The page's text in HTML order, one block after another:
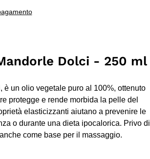
Dolci - 250 ml
è un olio vegetale puro al 100%, ottenuto
protegge e rende morbida la pelle del
elasticizzanti aiutano a prevenire le
o durante una dieta ipocalorica. Privo di
come base per il massaggio.